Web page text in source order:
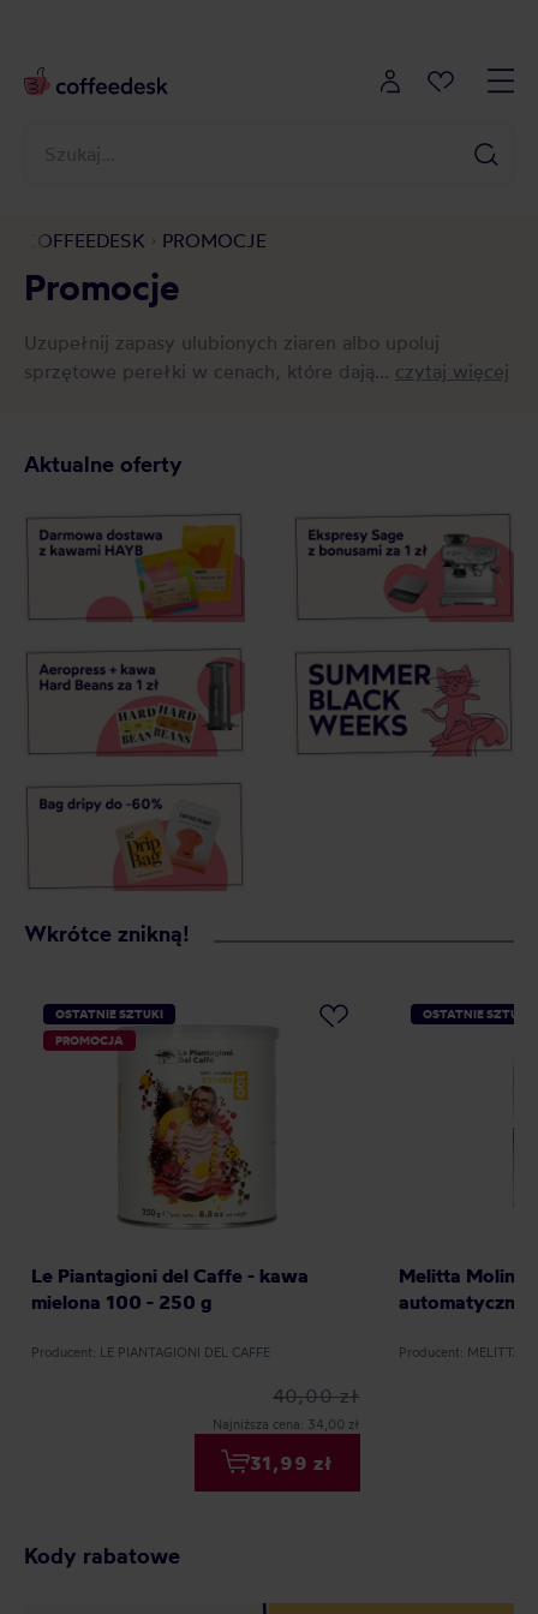
COFFEEDESK PROMOCJE
Promocje
Uzupełnij zapasy ulubionych ziaren albo upoluj
sprzętowe perełki w cenach, które dają... czytaj więcej
Aktualne oferty
Wkrótce znikną!
OSTATNIE SZTUKI
PROMOCJA
Le Piantagioni del Caffe - kawa
mielona 100 - 250 g
Producent: LE PIANTAGIONI DEL CAFFE
40,00 zł
Najniższa cena: 34,00 zł
31,99 zł
OSTATNIE SZTUKI
Melitta Molino
automatyczny
Producent: MELITTA
Kody rabatowe